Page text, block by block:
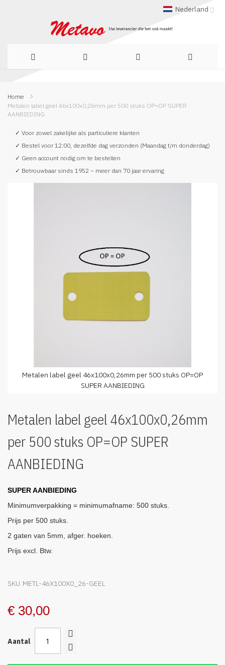
Nederland
naar
de
Home
Metalen label geel 46x100x0,26mm per 500 stuks OP=OP SUPER
AANBIEDING
✓ Voor zowel zakelijke als particuliere klanten
✓ Bestel voor 12:00, dezelfde dag verzonden (Maandag t/m donderdag)
✓ Geen account nodig om te bestellen
✓ Betrouwbaar sinds 1952 – meer dan 70 jaar ervaring
Metalen label geel 46x100x0,26mm per 500 stuks OP=OP
SUPER AANBIEDING
het
van
de
afbeeldingen-
gallerij
Metalen label geel 46x100x0,26mm
per 500 stuks OP=OP SUPER
AANBIEDING
SUPER AANBIEDING
Minimumverpakking = minimumafname: 500 stuks.
Prijs per 500 stuks.
2 gaten van 5mm, afger. hoeken.
Prijs excl. Btw.
SKU METL-46X100X0_26-GEEL
€ 30,00
Aantal